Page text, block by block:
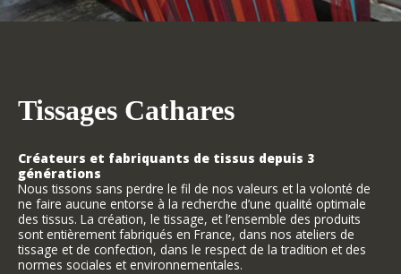
Tissages Cathares
Créateurs et fabriquants de tissus depuis 3
générations
Nous tissons sans perdre le fil de nos valeurs et la volonté de
ne faire aucune entorse à la recherche d’une qualité optimale
des tissus. La création, le tissage, et l’ensemble des produits
sont entièrement fabriqués en France, dans nos ateliers de
tissage et de confection, dans le respect de la tradition et des
normes sociales et environnementales.